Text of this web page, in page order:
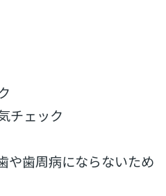
チェック
や歯周病にならないため